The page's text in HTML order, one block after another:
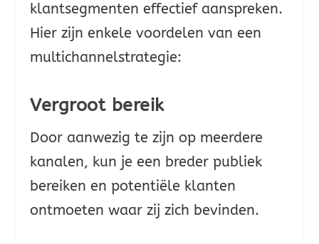
klantsegmenten effectief aanspreken.
Hier zijn enkele voordelen van een
multichannelstrategie:
Vergroot bereik
Door aanwezig te zijn op meerdere
kanalen, kun je een breder publiek
bereiken en potentiële klanten
ontmoeten waar zij zich bevinden.